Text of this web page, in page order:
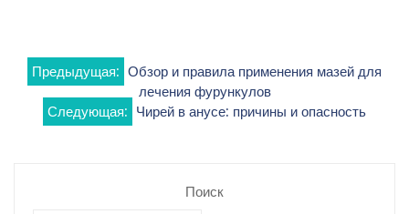
Навигация
по
Предыдущая: Обзор и правила применения мазей для
лечения фурункулов
Следующая: Чирей в анусе: причины и опасность
Поиск